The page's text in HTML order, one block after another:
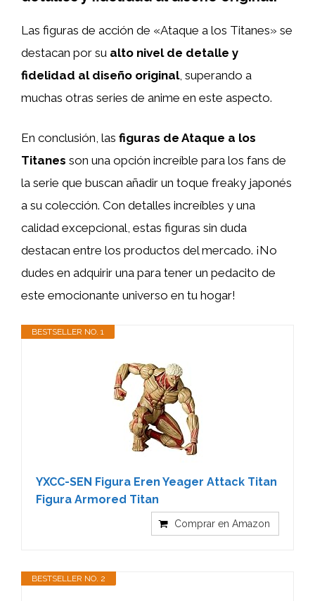
Las figuras de acción de «Ataque a los Titanes» se
destacan por su alto nivel de detalle y
fidelidad al diseño original, superando a
muchas otras series de anime en este aspecto.
En conclusión, las figuras de Ataque a los
Titanes son una opción increíble para los fans de
la serie que buscan añadir un toque freaky japonés
a su colección. Con detalles increíbles y una
calidad excepcional, estas figuras sin duda
destacan entre los productos del mercado. ¡No
dudes en adquirir una para tener un pedacito de
este emocionante universo en tu hogar!
BESTSELLER NO. 1
YXCC-SEN Figura Eren Yeager Attack Titan
Figura Armored Titan
Comprar en Amazon
BESTSELLER NO. 2